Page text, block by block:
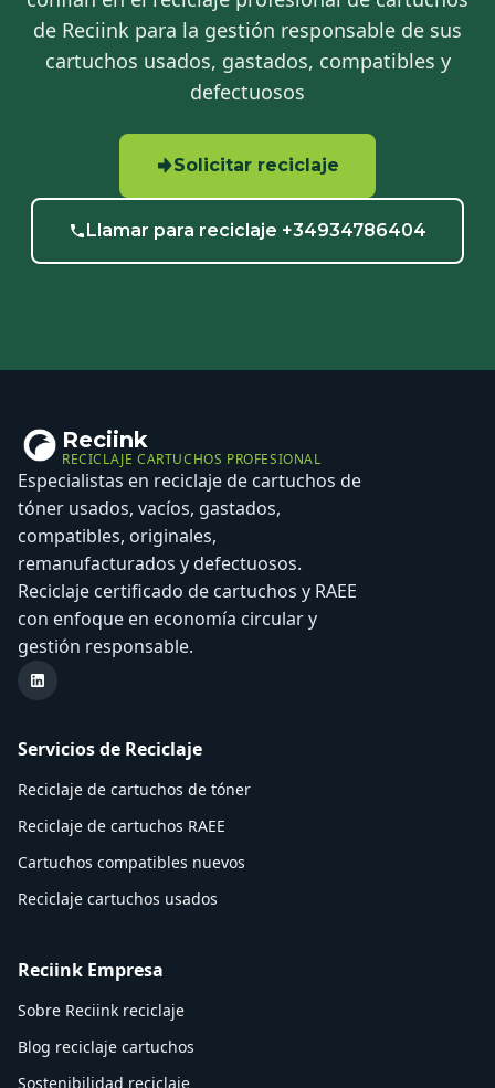
de Reciink para la gestión responsable de sus
cartuchos usados, gastados, compatibles y
defectuosos
Solicitar reciclaje
Llamar para reciclaje +34934786404
Reciink
RECICLAJE CARTUCHOS PROFESIONAL
Especialistas en reciclaje de cartuchos de
tóner usados, vacíos, gastados,
compatibles, originales,
remanufacturados y defectuosos.
Reciclaje certificado de cartuchos y RAEE
con enfoque en economía circular y
gestión responsable.
LinkedIn Reciink
Servicios de Reciclaje
Reciclaje de cartuchos de tóner
Reciclaje de cartuchos RAEE
Cartuchos compatibles nuevos
Reciclaje cartuchos usados
Reciink Empresa
Sobre Reciink reciclaje
Blog reciclaje cartuchos
Sostenibilidad reciclaje